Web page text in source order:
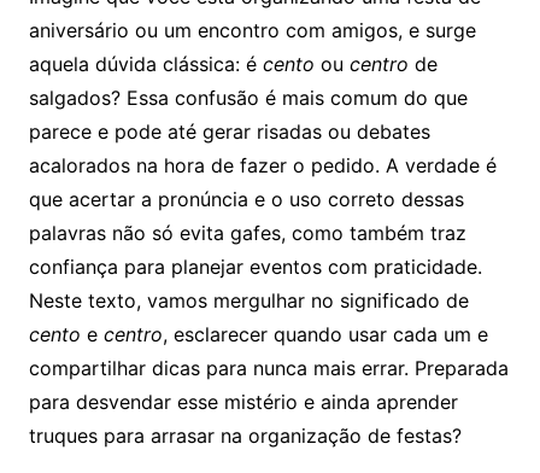
aniversário ou um encontro com amigos, e surge
aquela dúvida clássica: é cento ou centro de
salgados? Essa confusão é mais comum do que
parece e pode até gerar risadas ou debates
acalorados na hora de fazer o pedido. A verdade é
que acertar a pronúncia e o uso correto dessas
palavras não só evita gafes, como também traz
confiança para planejar eventos com praticidade.
Neste texto, vamos mergulhar no significado de
cento e centro, esclarecer quando usar cada um e
compartilhar dicas para nunca mais errar. Preparada
para desvendar esse mistério e ainda aprender
truques para arrasar na organização de festas?